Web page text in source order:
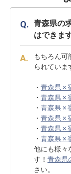
青森県の
はできま
もちろん可
られていま
・ 青森県 ×
・ 青森県 ×
・ 青森県 ×
・ 青森県 ×
・ 青森県 ×
・ 青森県 ×
他にも様々
す！ 青森県
さい。